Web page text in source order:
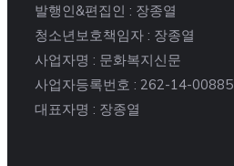
발행인&편집인 : 장종열
청소년보호책임자 : 장종열
사업자명 : 문화복지신문
사업자등록번호 : 262-14-00885
대표자명 : 장종열